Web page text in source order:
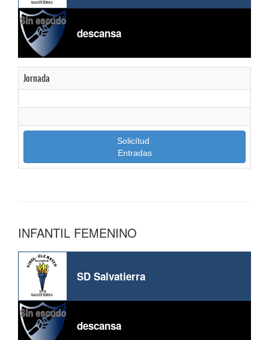
descansa
Jornada
Solicítud
Entradas
INFANTIL FEMENINO
SD Salvatierra
descansa